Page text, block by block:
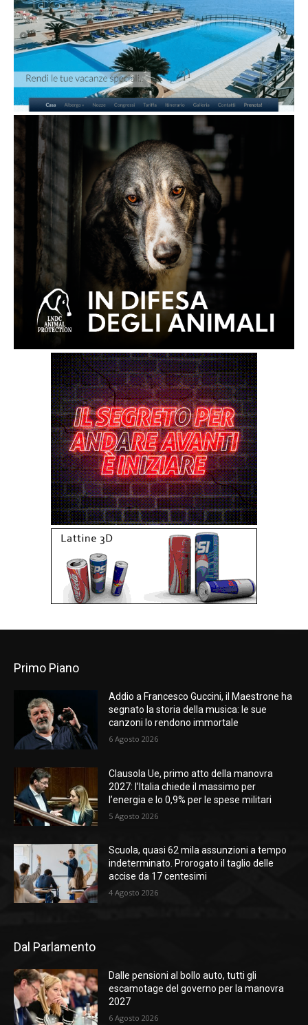
Primo Piano
Addio a Francesco Guccini, il Maestrone ha
segnato la storia della musica: le sue
canzoni lo rendono immortale
6 Agosto 2026
Clausola Ue, primo atto della manovra
2027: l’Italia chiede il massimo per
l’energia e lo 0,9% per le spese militari
5 Agosto 2026
Scuola, quasi 62 mila assunzioni a tempo
indeterminato. Prorogato il taglio delle
accise da 17 centesimi
4 Agosto 2026
Dal Parlamento
Dalle pensioni al bollo auto, tutti gli
escamotage del governo per la manovra
2027
6 Agosto 2026